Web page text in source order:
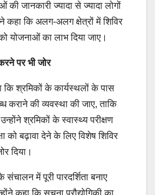
जानकारी ज्यादा से ज्यादा लोगों
कहा कि अलग-अलग क्षेत्रों में शिविर
योजनाओं का लाभ दिया जाए।
पर भी जोर
कि श्रमिकों के कार्यस्थलों के पास
कराने की व्यवस्था की जाए, ताकि
श्रमिकों के स्वास्थ्य परीक्षण
को बढ़ावा देने के लिए विशेष शिविर
दिया।
में पूरी पारदर्शिता बनाए